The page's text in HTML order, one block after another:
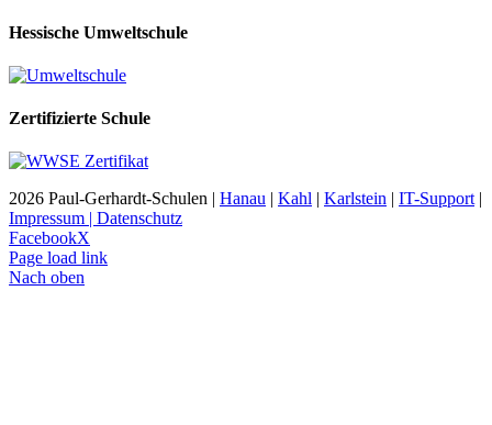
Hessische Umweltschule
Zertifizierte Schule
2026 Paul-Gerhardt-Schulen | Hanau | Kahl | Karlstein | IT-Support |
Impressum | Datenschutz
FacebookX
Page load link
Nach oben